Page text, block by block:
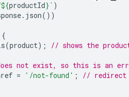
${productId} ` )
. json())
{
(product);
// shows the
not exist, so this is an
= '/not-found' ;
// redirect